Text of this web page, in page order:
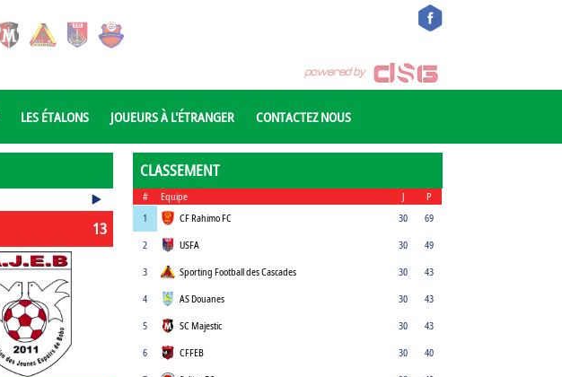
LES ÉTALONS JOUEURS À L'ÉTRANGER CONTACTEZ NOUS
13
CLASSEMENT
# Equipe J
P
1
CF Rahimo FC 30
69
2
USFA 30
49
3
Sporting Football des Cascades 30
43
4
AS Douanes 30
43
5
SC Majestic 30
43
6
CFFEB 30
40